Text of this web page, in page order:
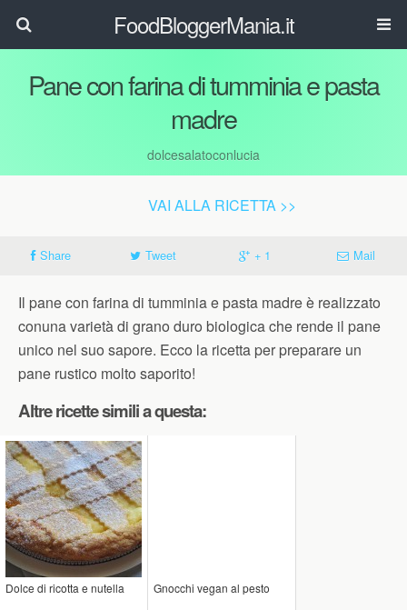
FoodBloggerMania.it
Pane con farina di tumminia e pasta
madre
dolcesalatoconlucia
VAI ALLA RICETTA >>
Share Tweet + 1 Mail
Il pane con farina di tumminia e pasta madre è realizzato
conuna varietà di grano duro biologica che rende il pane
unico nel suo sapore. Ecco la ricetta per preparare un
pane rustico molto saporito!
Altre ricette simili a questa:
Dolce di ricotta e nutella Gnocchi vegan al pesto